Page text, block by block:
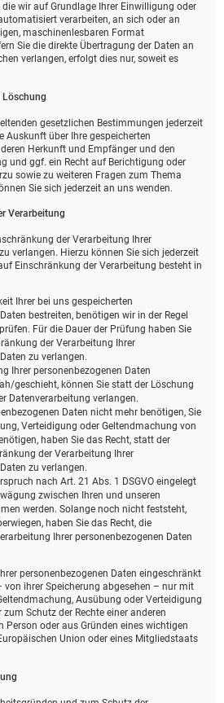
die wir auf Grundlage Ihrer Einwilligung oder
verarbeiten, an sich oder an
maschinenlesbaren Format
Sie die direkte Übertragung der Daten an
verlangen, erfolgt dies nur, soweit es
gesetzlichen Bestimmungen jederzeit
Auskunft über Ihre gespeicherten
Herkunft und Empfänger und den
und ggf. ein Recht auf Berichtigung oder
sowie zu weiteren Fragen zum Thema
Sie sich jederzeit an uns wenden.
Verarbeitung
der Verarbeitung Ihrer
verlangen. Hierzu können Sie sich jederzeit
Einschränkung der Verarbeitung besteht in
Ihrer bei uns gespeicherten
bestreiten, benötigen wir in der Regel
Für die Dauer der Prüfung haben Sie
der Verarbeitung Ihrer
zu verlangen.
Ihrer personenbezogenen Daten
geschieht, können Sie statt der Löschung
Datenverarbeitung verlangen.
Daten nicht mehr benötigen, Sie
Verteidigung oder Geltendmachung von
haben Sie das Recht, statt der
der Verarbeitung Ihrer
zu verlangen.
nach Art. 21 Abs. 1 DSGVO eingelegt
zwischen Ihren und unseren
werden. Solange noch nicht feststeht,
haben Sie das Recht, die
Ihrer personenbezogenen Daten
personenbezogenen Daten eingeschränkt
von ihrer Speicherung abgesehen – nur mit
Ausübung oder Verteidigung
Schutz der Rechte einer anderen
oder aus Gründen eines wichtigen
Union oder eines Mitgliedstaats